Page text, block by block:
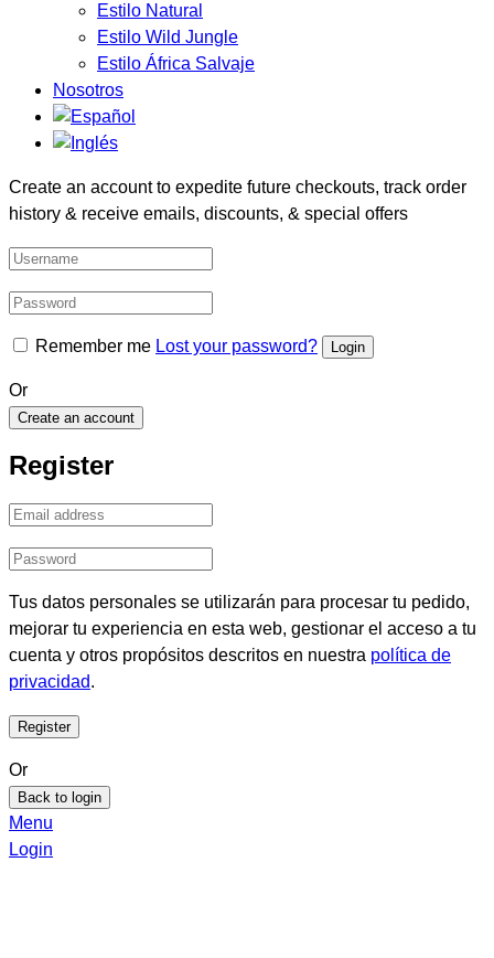
Estilo Natural
Estilo Wild Jungle
Estilo África Salvaje
Nosotros
Create an account to expedite future checkouts, track order
history & receive emails, discounts, & special offers
Remember me Lost your password?
Or
Create an account
Register
Tus datos personales se utilizarán para procesar tu pedido,
mejorar tu experiencia en esta web, gestionar el acceso a tu
cuenta y otros propósitos descritos en nuestra política de
privacidad.
Or
Back to login
Menu
Login